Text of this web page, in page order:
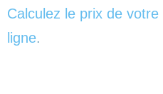
Calculez le prix de
ligne.